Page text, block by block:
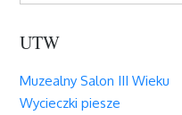
UTW
Muzealny Salon III Wieku
Wycieczki piesze